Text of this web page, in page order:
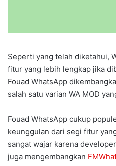
Seperti yang telah diketahui,
fitur yang lebih lengkap jika
Fouad WhatsApp
salah satu varian WA MOD
Fouad WhatsApp cukup
keunggulan dari segi fitur
sangat wajar karena
juga mengembangkan